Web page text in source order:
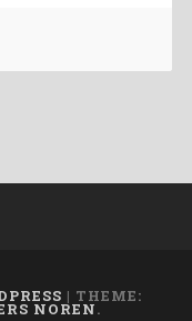
| THEME:
NOREN.